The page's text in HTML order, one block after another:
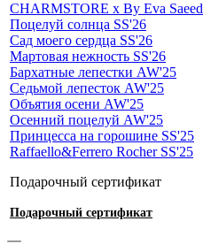
CHARMSTORE х By Eva Saeed
Поцелуй солнца SS'26
Сад моего сердца SS'26
Мартовая нежность SS'26
Бархатные лепестки AW'25
Седьмой лепесток AW'25
Объятия осени AW'25
Осенний поцелуй AW'25
Принцесса на горошине SS'25
Raffaello&Ferrero Rocher SS'25
Подарочный сертификат
Подарочный сертификат